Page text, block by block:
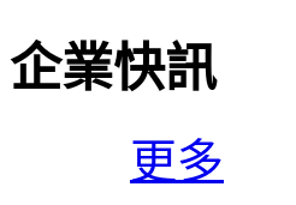
企業快訊
更多